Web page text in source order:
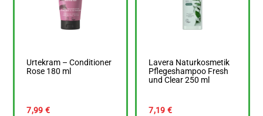
Urtekram – Conditioner
Rose 180 ml
7,99 €
Lavera Naturkosmetik
Pflegeshampoo Fresh
und Clear 250 ml
7,19 €